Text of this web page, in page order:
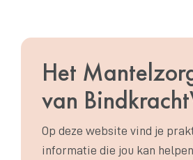
Het
van
Op deze website vind je
informatie die jou kan